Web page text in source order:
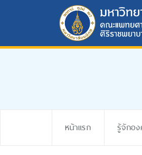
หน้าแรก รู้จักอ